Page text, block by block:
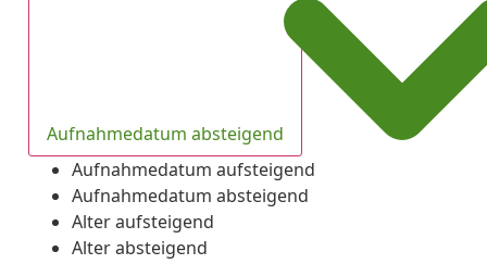
Aufnahmedatum absteigend
Aufnahmedatum aufsteigend
Aufnahmedatum absteigend
Alter aufsteigend
Alter absteigend